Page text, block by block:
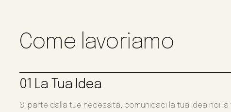
Come lavoriamo
01 La Tua Idea
Si parte dalla tue necessità, comunicaci la tua idea noi